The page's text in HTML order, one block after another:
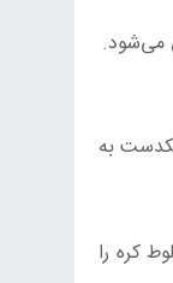
می‌شود.
به
کره را